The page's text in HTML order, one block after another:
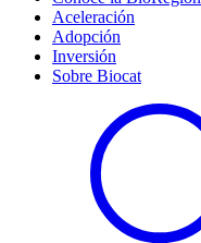
Aceleración
Adopción
Inversión
Sobre Biocat